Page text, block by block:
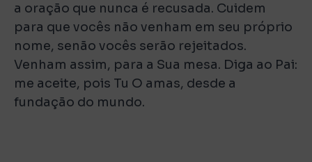
a oração que nunca é recusada. Cuidem
para que vocês não venham em seu próprio
nome, senão vocês serão rejeitados.
Venham assim, para a Sua mesa. Diga ao Pai:
me aceite, pois Tu O amas, desde a
fundação do mundo.